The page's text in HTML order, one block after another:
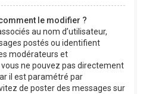
le modifier ?
au nom d’utilisateur,
postés ou identifient
modérateurs et
ne pouvez pas directement
il est paramétré par
de poster des messages sur